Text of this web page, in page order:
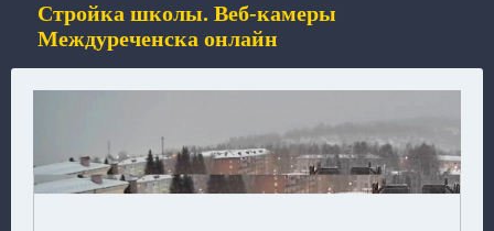
Стройка школы. Веб-камеры
Междуреченска онлайн